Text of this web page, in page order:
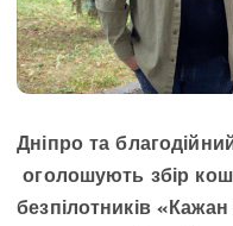
Дніпро та
оголошують збір
безпілотників